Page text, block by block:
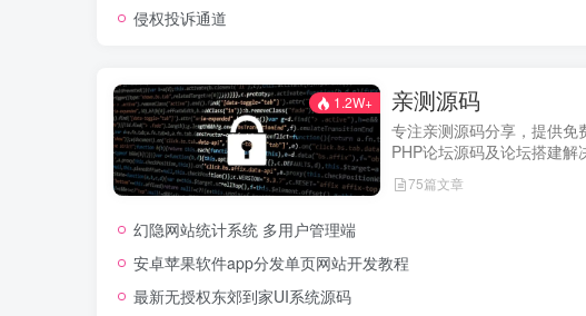
侵权投诉通道
1.2W+ 亲测源码
专注亲测源码分享，提供免
PHP论坛源码及论坛搭建解
经实际测试可用，助力快速
网站，轻松开启你的论坛运
75篇文章
幻隐网站统计系统 多用户管理端
安卓苹果软件app分发单页网站开发教程
最新无授权东郊到家UI系统源码